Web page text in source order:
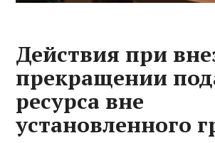
Действия при
прекращении
ресурса вне
установленного